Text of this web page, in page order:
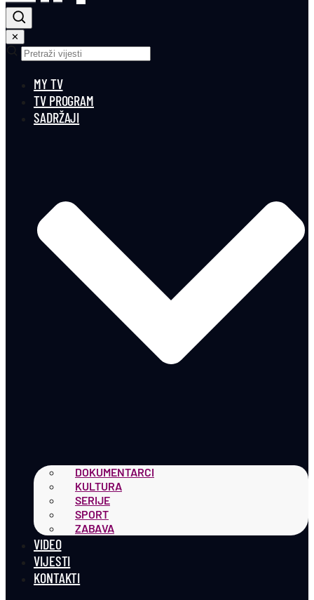
✕
MY TV
TV PROGRAM
SADRŽAJI
DOKUMENTARCI
KULTURA
SERIJE
SPORT
ZABAVA
VIDEO
VIJESTI
KONTAKTI